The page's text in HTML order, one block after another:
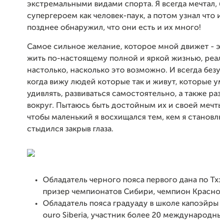
экстремальными видами спорта. Я всегда мечтал,
супергероем как человек-паук, а потом узнал что
позднее обнаружил, что они есть и их много!
Самое сильное желание, которое мной движет -
жить по-настоящему полной и яркой жизнью,
настолько, насколько это возможно. И всегда
когда вижу людей которые так и живут, которые
удивлять, развиваться самостоятельно, а также
вокруг. Пытаюсь быть достойным их и своей
чтобы маленький я восхищался тем, кем я
стыдился закрыв глаза.
Обладатель черного пояса первого дана по
призер чемпионатов Сибири, чемпион
Обладатель пояса градуаду в школе
ouro Siberia, участник более 20